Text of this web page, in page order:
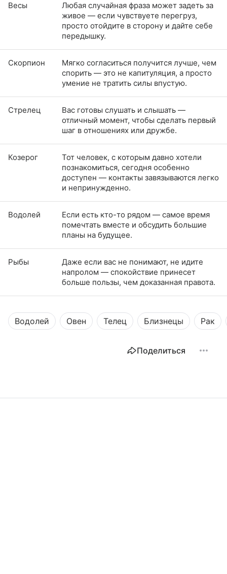
Весы
Любая случайная фраза может задеть за
живое — если чувствуете перегруз,
просто отойдите в сторону и дайте себе
передышку.
Скорпион
Мягко согласиться получится лучше, чем
спорить — это не капитуляция, а просто
умение не тратить силы впустую.
Стрелец
Вас готовы слушать и слышать —
отличный момент, чтобы сделать первый
шаг в отношениях или дружбе.
Козерог
Тот человек, с которым давно хотели
познакомиться, сегодня особенно
доступен — контакты завязываются легко
и непринужденно.
Водолей
Если есть кто-то рядом — самое время
помечтать вместе и обсудить большие
планы на будущее.
Рыбы
Даже если вас не понимают, не идите
напролом — спокойствие принесет
больше пользы, чем доказанная правота.
Водолей Овен Телец Близнецы Рак
Поделиться